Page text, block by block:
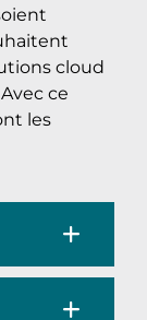
cloud
ce
les